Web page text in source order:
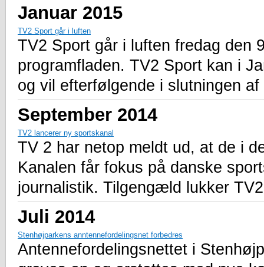
Januar 2015
TV2 Sport går i luften
TV2 Sport går i luften fredag den
programfladen. TV2 Sport kan i
og vil efterfølgende i slutningen
September 2014
TV2 lancerer ny sportskanal
TV 2 har netop meldt ud, at de i
Kanalen får fokus på danske
journalistik. Tilgengæld lukker
Juli 2014
Stenhøjparkens anntennefordelingsnet forbedres
Antennefordelingsnettet i